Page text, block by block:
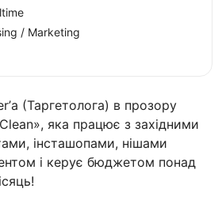
(Таргетолога) в прозору
яка працює з західними
інсташопами, нішами
і керує бюджетом понад
/ Marketing